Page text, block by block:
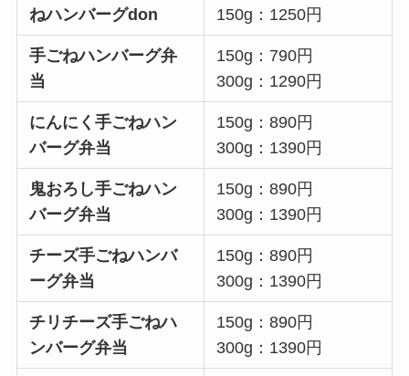
ねハンバーグdon
150g：1250円
手ごねハンバーグ弁
当
150g：790円
300g：1290円
にんにく手ごねハン
バーグ弁当
150g：890円
300g：1390円
鬼おろし手ごねハン
バーグ弁当
150g：890円
300g：1390円
チーズ手ごねハンバ
ーグ弁当
150g：890円
300g：1390円
チリチーズ手ごねハ
ンバーグ弁当
150g：890円
300g：1390円